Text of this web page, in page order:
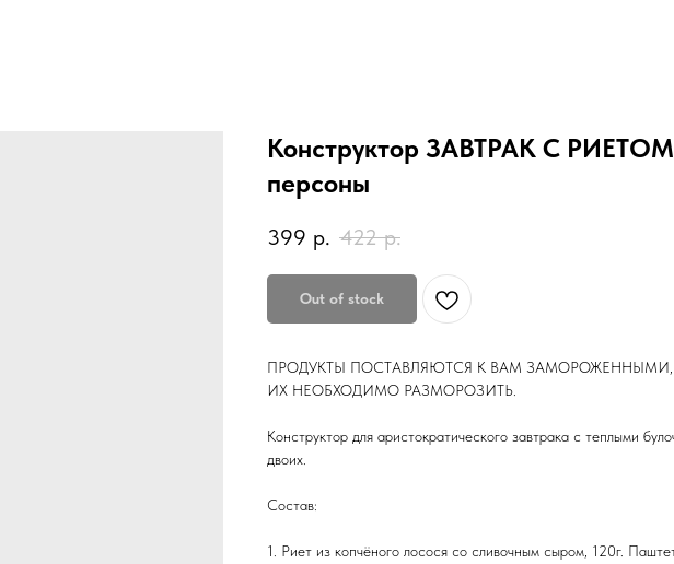
Конструктор ЗАВТРАК С
персоны
399 р. 422 р.
Out of stock
ПРОДУКТЫ ПОСТАВЛЯЮТСЯ К ВАМ
ИХ НЕОБХОДИМО РАЗМОРОЗИТЬ.
Конструктор для аристократического завтрака с теплыми
двоих.
Состав:
1. Риет из копчёного лосося со сливочным сыром, 120г.